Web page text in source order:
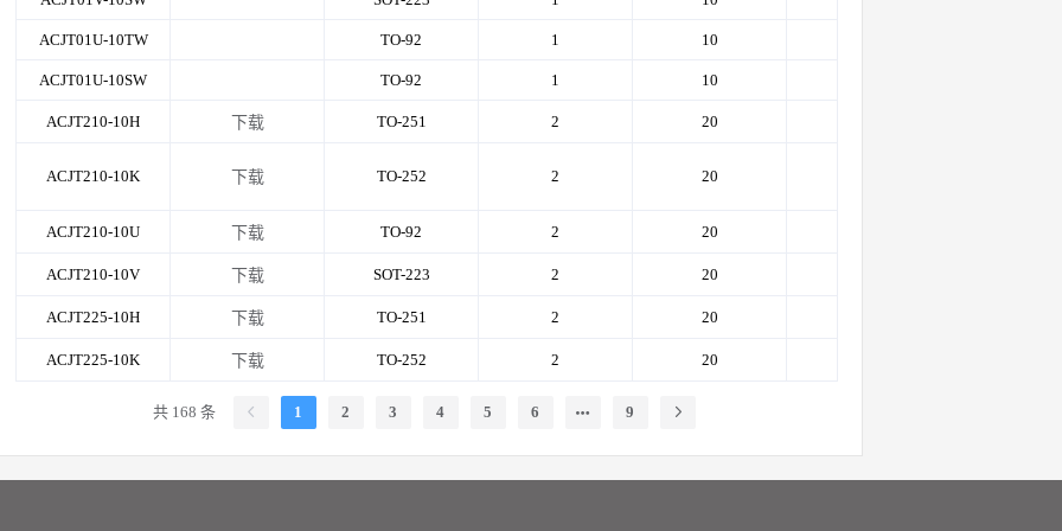
ACJT01U-10TW TO-92 1 10
ACJT01U-10SW TO-92 1 10
ACJT210-10H 下载 TO-251 2 20
ACJT210-10K 下载 TO-252 2 20
ACJT210-10U 下载 TO-92 2 20
ACJT210-10V 下载 SOT-223 2 20
ACJT225-10H 下载 TO-251 2 20
ACJT225-10K 下载 TO-252 2 20
共 168 条 1 2 3 4 5 6 9